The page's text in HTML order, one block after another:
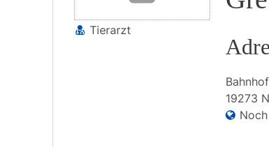
Tierarzt
19273